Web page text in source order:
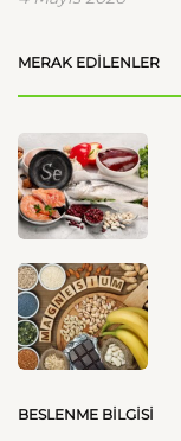
MERAK EDILENLER
BESLENME BILGISI